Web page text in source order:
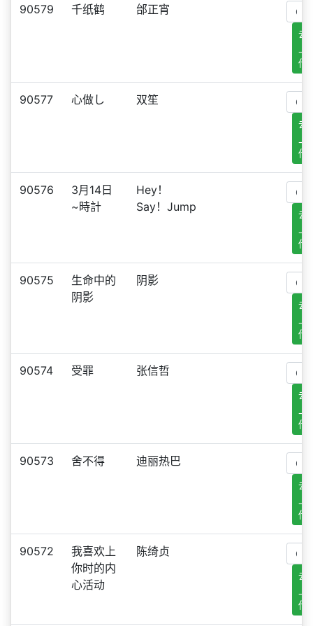
90579 千纸鹤 邰正宵
去
传
90577 心做し 双笙
去
传
90576
3月14日
~時計
Hey！
Say！Jump
去
传
90575
生命中的
阴影
阴影
去
传
90574 受罪 张信哲
去
传
90573 舍不得 迪丽热巴
去
传
90572
我喜欢上
你时的内
心活动
陈绮贞
去
传